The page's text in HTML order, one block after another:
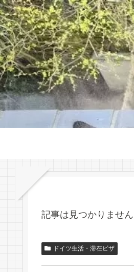
記事は見つかりません
ドイツ生活・滞在ビザ